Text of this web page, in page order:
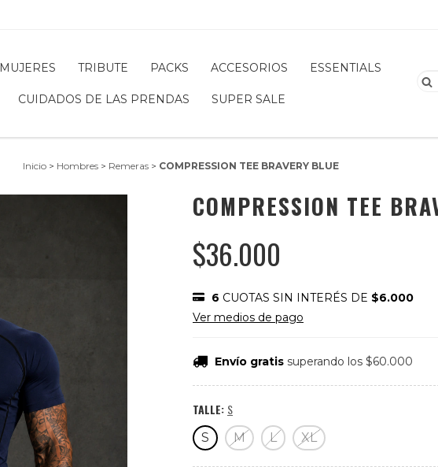
MUJERES TRIBUTE PACKS ACCESORIOS ESSENTIALS
CUIDADOS DE LAS PRENDAS SUPER SALE
Inicio > Hombres > Remeras > COMPRESSION TEE BRAVERY BLUE
COMPRESSION TEE
$36.000
6 CUOTAS SIN INTERÉS DE $6.000
Ver medios de pago
Envío gratis superando los $60.000
TALLE: S
S M L XL